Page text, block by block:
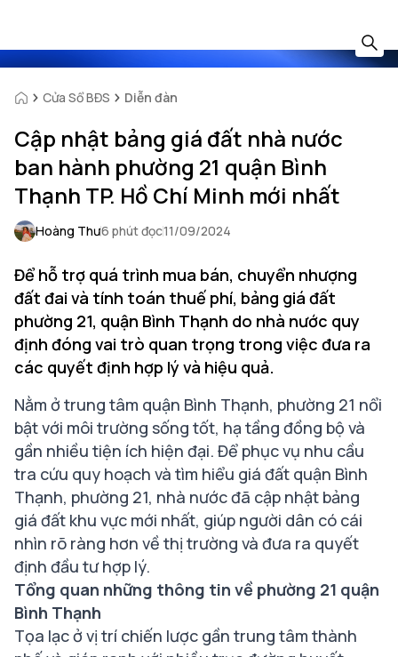
Cửa Sổ BĐS Diễn đàn
Cập nhật bảng giá đất nhà nước
ban hành phường 21 quận Bình
Thạnh TP. Hồ Chí Minh mới nhất
Hoàng Thư6 phút đọc11/09/2024
Để hỗ trợ quá trình mua bán, chuyển nhượng
đất đai và tính toán thuế phí, bảng giá đất
phường 21, quận Bình Thạnh do nhà nước quy
định đóng vai trò quan trọng trong việc đưa ra
các quyết định hợp lý và hiệu quả.
Nằm ở trung tâm quận Bình Thạnh, phường 21 nổi
bật với môi trường sống tốt, hạ tầng đồng bộ và
gần nhiều tiện ích hiện đại. Để phục vụ nhu cầu
tra cứu quy hoạch và tìm hiểu giá đất quận Bình
Thạnh, phường 21, nhà nước đã cập nhật bảng
giá đất khu vực mới nhất, giúp người dân có cái
nhìn rõ ràng hơn về thị trường và đưa ra quyết
định đầu tư hợp lý.
Tổng quan những thông tin về phường 21 quận
Bình Thạnh
Tọa lạc ở vị trí chiến lược gần trung tâm thành